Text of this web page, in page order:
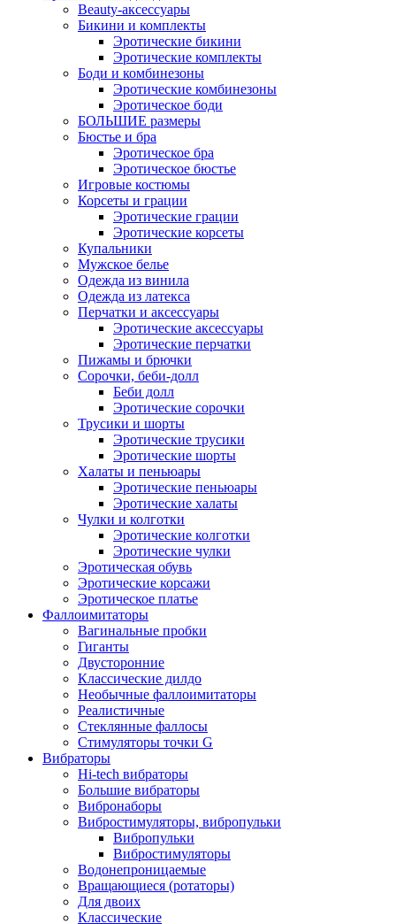
Beauty-аксессуары
Бикини и комплекты
Эротические бикини
Эротические комплекты
Боди и комбинезоны
Эротические комбинезоны
Эротическое боди
БОЛЬШИЕ размеры
Бюстье и бра
Эротическое бра
Эротическое бюстье
Игровые костюмы
Корсеты и грации
Эротические грации
Эротические корсеты
Купальники
Мужское белье
Одежда из винила
Одежда из латекса
Перчатки и аксессуары
Эротические аксессуары
Эротические перчатки
Пижамы и брючки
Сорочки, беби-долл
Беби долл
Эротические сорочки
Трусики и шорты
Эротические трусики
Эротические шорты
Халаты и пеньюары
Эротические пеньюары
Эротические халаты
Чулки и колготки
Эротические колготки
Эротические чулки
Эротическая обувь
Эротические корсажи
Эротическое платье
Фаллоимитаторы
Вагинальные пробки
Гиганты
Двусторонние
Классические дилдо
Необычные фаллоимитаторы
Реалистичные
Стеклянные фаллосы
Стимуляторы точки G
Вибраторы
Hi-tech вибраторы
Большие вибраторы
Вибронаборы
Вибростимуляторы, вибропульки
Вибропульки
Вибростимуляторы
Водонепроницаемые
Вращающиеся (ротаторы)
Для двоих
Классические